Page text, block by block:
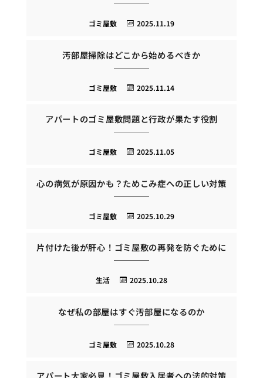
2025.11.19
ゴミ屋敷
汚部屋掃除はどこから始めるべきか
2025.11.14
ゴミ屋敷
アパートのゴミ屋敷問題と行政が果たす役割
2025.11.05
ゴミ屋敷
心の病気が原因かも？ためこみ症への正しい対策
2025.10.29
ゴミ屋敷
片付けた後が肝心！ゴミ屋敷の再発を防ぐために
2025.10.28
生活
なぜ私の部屋はすぐ汚部屋になるのか
2025.10.28
ゴミ屋敷
アパート大家必見！ゴミ屋敷入居者への法的対策